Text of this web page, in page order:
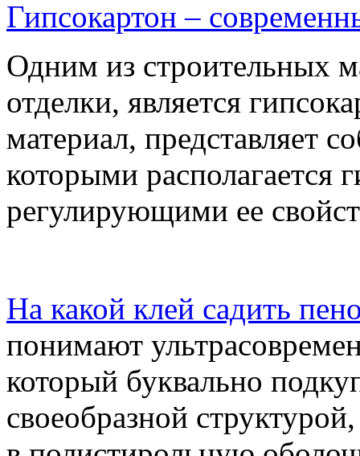
Гипсокартон –
Одним из строительных
отделки, является
материал, представляет
которыми располагается
регулирующими ее
На какой клей садить
понимают
который буквально
своеобразной